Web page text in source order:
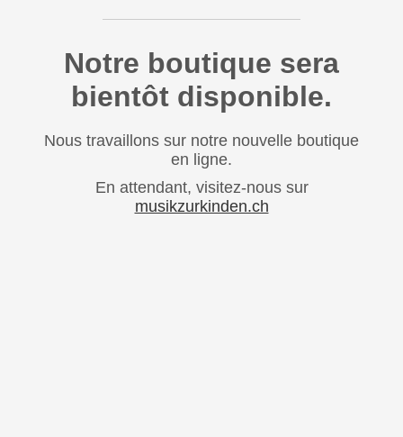
Notre boutique sera
bientôt disponible.
Nous travaillons sur notre nouvelle boutique
en ligne.
En attendant, visitez-nous sur
musikzurkinden.ch